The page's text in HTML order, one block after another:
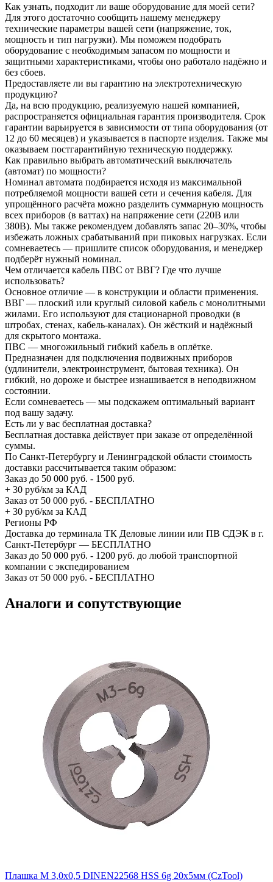
Как узнать, подходит ли ваше оборудование для моей сети?
Для этого достаточно сообщить нашему менеджеру
технические параметры вашей сети (напряжение, ток,
мощность и тип нагрузки). Мы поможем подобрать
оборудование с необходимым запасом по мощности и
защитными характеристиками, чтобы оно работало надёжно и
без сбоев.
Предоставляете ли вы гарантию на электротехническую
продукцию?
Да, на всю продукцию, реализуемую нашей компанией,
распространяется официальная гарантия производителя. Срок
гарантии варьируется в зависимости от типа оборудования (от
12 до 60 месяцев) и указывается в паспорте изделия. Также мы
оказываем постгарантийную техническую поддержку.
Как правильно выбрать автоматический выключатель
(автомат) по мощности?
Номинал автомата подбирается исходя из максимальной
потребляемой мощности вашей сети и сечения кабеля. Для
упрощённого расчёта можно разделить суммарную мощность
всех приборов (в ваттах) на напряжение сети (220В или
380В). Мы также рекомендуем добавлять запас 20–30%, чтобы
избежать ложных срабатываний при пиковых нагрузках. Если
сомневаетесь — пришлите список оборудования, и менеджер
подберёт нужный номинал.
Чем отличается кабель ПВС от ВВГ? Где что лучше
использовать?
Основное отличие — в конструкции и области применения.
ВВГ — плоский или круглый силовой кабель с монолитными
жилами. Его используют для стационарной проводки (в
штробах, стенах, кабель-каналах). Он жёсткий и надёжный
для скрытого монтажа.
ПВС — многожильный гибкий кабель в оплётке.
Предназначен для подключения подвижных приборов
(удлинители, электроинструмент, бытовая техника). Он
гибкий, но дороже и быстрее изнашивается в неподвижном
состоянии.
Если сомневаетесь — мы подскажем оптимальный вариант
под вашу задачу.
Есть ли у вас бесплатная доставка?
Бесплатная доставка действует при заказе от определённой
суммы.
По Санкт-Петербургу и Ленинградской области стоимость
доставки рассчитывается таким образом:
Заказ до 50 000 руб. - 1500 руб.
+ 30 руб/км за КАД
Заказ от 50 000 руб. - БЕСПЛАТНО
+ 30 руб/км за КАД
Регионы РФ
Доставка до терминала ТК Деловые линии или ПВ СДЭК в г.
Санкт-Петербург — БЕСПЛАТНО
Заказ до 50 000 руб. - 1200 руб. до любой транспортной
компании с экспедированием
Заказ от 50 000 руб. - БЕСПЛАТНО
Аналоги и сопутствующие
Плашка М 3,0х0,5 DINEN22568 HSS 6g 20х5мм (CzTool)